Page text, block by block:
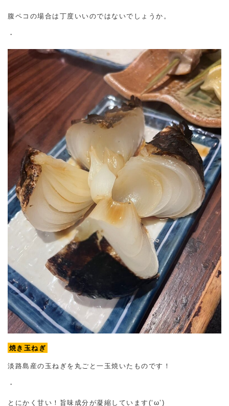
腹ペコの場合は丁度いいのではないでしょうか。
・
焼き玉ねぎ
淡路島産の玉ねぎを丸ごと一玉焼いたものです！
・
とにかく甘い！旨味成分が凝縮しています(‘ω’)